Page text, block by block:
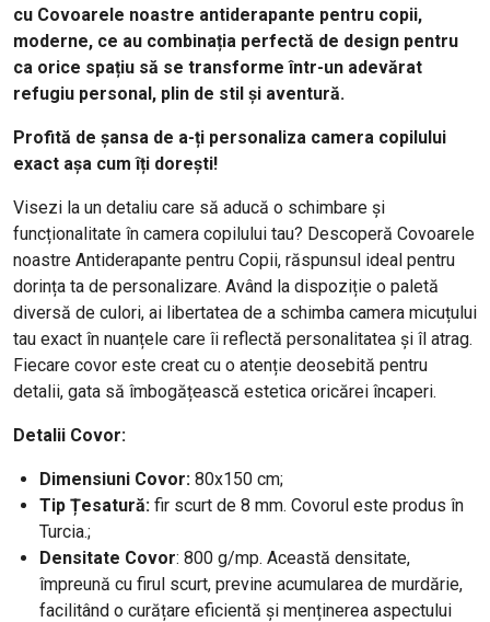
cu Covoarele noastre antiderapante pentru copii,
moderne, ce au combinația perfectă de design pentru
ca orice spațiu să se transforme într-un adevărat
refugiu personal, plin de stil și aventură.
Profită de șansa de a-ți personaliza camera copilului
exact așa cum îți dorești!
Visezi la un detaliu care să aducă o schimbare și
funcționalitate în camera copilului tau? Descoperă Covoarele
noastre Antiderapante pentru Copii, răspunsul ideal pentru
dorința ta de personalizare. Având la dispoziție o paletă
diversă de culori, ai libertatea de a schimba camera micuțului
tau exact în nuanțele care îi reflectă personalitatea și îl atrag.
Fiecare covor este creat cu o atenție deosebită pentru
detalii, gata să îmbogățească estetica oricărei încaperi.
Detalii Covor:
Dimensiuni Covor: 80x150 cm;
Tip Țesatură: fir scurt de 8 mm. Covorul este produs în
Turcia.;
Densitate Covor: 800 g/mp. Această densitate,
împreună cu firul scurt, previne acumularea de murdărie,
facilitând o curățare eficientă și menținerea aspectului